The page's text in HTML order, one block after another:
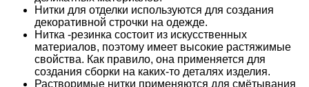
Нитки для отделки используются для создания
декоративной строчки на одежде.
Нитка -резинка состоит из искусственных
материалов, поэтому имеет высокие растяжимые
свойства. Как правило, она применяется для
создания сборки на каких-то деталях изделия.
Растворимые нитки применяются для смётывания